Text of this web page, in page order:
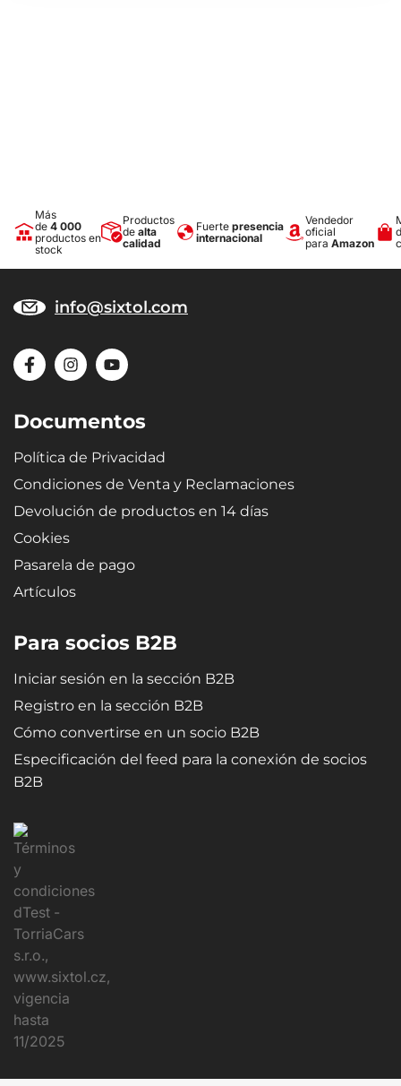
Más
de 4 000
productos en
stock
Productos
de alta
calidad
Fuerte presencia
internacional
Vendedor
oficial
para Amazon
info@sixtol.com
Documentos
Política de Privacidad
Condiciones de Venta y Reclamaciones
Devolución de productos en 14 días
Cookies
Pasarela de pago
Artículos
Para socios B2B
Iniciar sesión en la sección B2B
Registro en la sección B2B
Cómo convertirse en un socio B2B
Especificación del feed para la conexión de socios
B2B